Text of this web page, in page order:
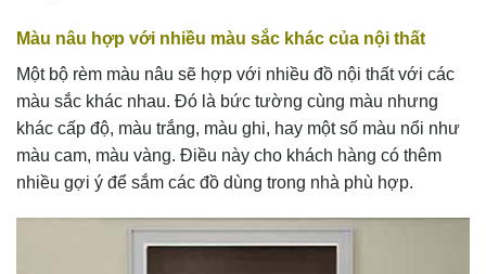
Màu nâu hợp với nhiều màu sắc khác của nội thất
Một bộ rèm màu nâu sẽ hợp với nhiều đồ nội thất với các
màu sắc khác nhau. Đó là bức tường cùng màu nhưng
khác cấp độ, màu trắng, màu ghi, hay một số màu nổi như
màu cam, màu vàng. Điều này cho khách hàng có thêm
nhiều gợi ý để sắm các đồ dùng trong nhà phù hợp.